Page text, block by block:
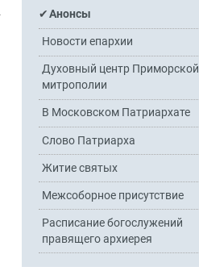
Анонсы
Новости епархии
Духовный центр Приморской
митрополии
В Московском Патриархате
Слово Патриарха
Житие святых
Межсоборное присутствие
Расписание богослужений
правящего архиерея